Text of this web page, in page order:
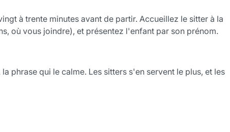
à trente minutes avant de partir. Accueillez le sitter à la
où vous joindre), et présentez l'enfant par son prénom.
phrase qui le calme. Les sitters s'en servent le plus, et les